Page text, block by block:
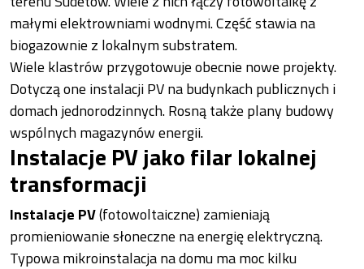
małymi elektrowniami wodnymi. Część stawia na
biogazownie z lokalnym substratem.
Wiele klastrów przygotowuje obecnie nowe projekty.
Dotyczą one instalacji PV na budynkach publicznych i
domach jednorodzinnych. Rosną także plany budowy
wspólnych magazynów energii.
Instalacje PV jako filar lokalnej
transformacji
Instalacje PV(fotowoltaiczne) zamieniają
promieniowanie słoneczne na energię elektryczną.
Typowa mikroinstalacja na domu ma moc kilku